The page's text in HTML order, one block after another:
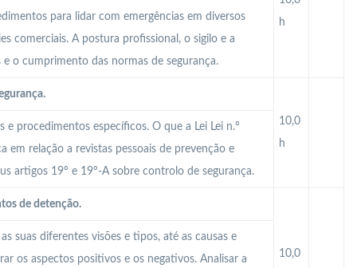
h
para lidar com emergências em diversos
comerciais. A postura profissional, o sigilo e a
o cumprimento das normas de segurança.
10,0
h
procedimentos específicos. O que a Lei Lei n.º
em relação a revistas pessoais de prevenção e
artigos 19º e 19º-A sobre controlo de segurança.
de detenção.
10,0
suas diferentes visões e tipos, até as causas e
os aspectos positivos e os negativos. Analisar a